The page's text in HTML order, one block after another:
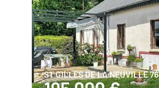
ST GILLES DE LA NEUVILLE 76